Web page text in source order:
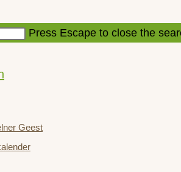
Press Escape to close the
Geest